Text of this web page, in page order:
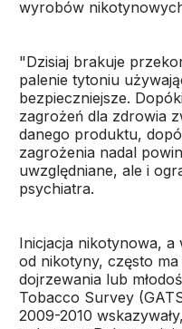
wyrobów
"Dzisiaj brakuje
palenie tytoniu
bezpieczniejsze.
zagrożeń dla zdrowia
danego produktu,
zagrożenia nadal
uwzględniane, ale i
psychiatra.
Inicjacja nikotynowa, a
od nikotyny, często
dojrzewania lub
Tobacco Survey
2009-2010